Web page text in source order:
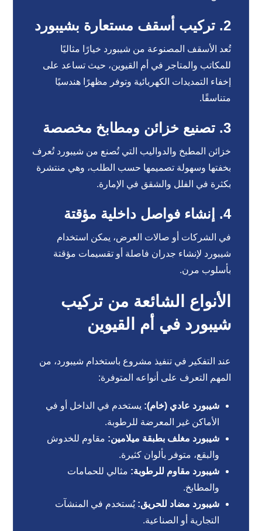
2. تركيب أسقف مستعارة بشيبورد
تُعد الأسقف المصنوعة من شيبورد خيارًا مثاليًا
للمكاتب والمتاجر في أم القيوين، حيث تساعد على
إخفاء التمديدات الكهربائية وتوفر مظهرًا هندسيًا
متناسقًا.
3. تصنيع خزائن ومطابخ مخصصة
خزائن المطبخ والدواليب التي تُصنع من شيبورد تُعرف
بخفتها وسهولة تصميمها حسب الطلب، وهي منتشرة
بكثرة في الفلل والشقق في الإمارة.
4. إنشاء فواصل داخلية مؤقتة
في الشركات أو صالات العرض، يمكن استخدام
شيبورد لإنشاء جدران فاصلة أو تقسيمات مؤقتة
بأسلوب مرن.
الأنواع الشائعة من تركيب
شيبورد في أم القيوين
عند التفكير في تنفيذ مشروع باستخدام شيبورد، من
المهم التعرف على أنواعه المتوفرة:
شيبورد عادي (خام): يستخدم في الداخل أو في
الأماكن غير المعرضة للرطوبة.
شيبورد مغلف بطبقة ميلامين: مقاوم للخدوش
والبقع، متوفر بألوان كثيرة.
شيبورد مقاوم للرطوبة: مثالي للحمامات
والمطابخ.
شيبورد مضاد للحريق: يُستخدم في المنشآت
التجارية أو الصناعية.